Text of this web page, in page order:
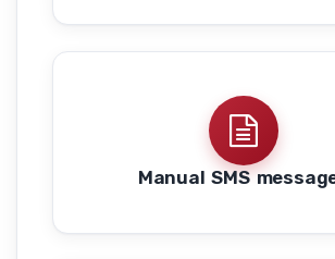
Manual SMS